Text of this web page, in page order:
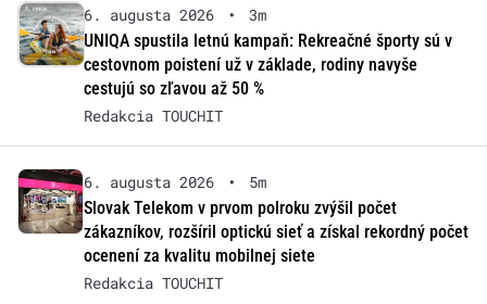
6. augusta 2026 •
3m
UNIQA spustila letnú kampaň: Rekreačné športy sú v
cestovnom poistení už v základe, rodiny navyše
cestujú so zľavou až 50 %
Redakcia TOUCHIT
6. augusta 2026 •
5m
Slovak Telekom v prvom polroku zvýšil počet
zákazníkov, rozšíril optickú sieť a získal rekordný počet
ocenení za kvalitu mobilnej siete
Redakcia TOUCHIT